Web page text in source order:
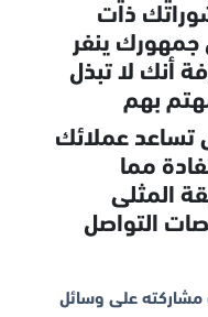
ذات
ينفر
أنك لا تبذل
بهم
تساعد عملائك
مما
المثلى
التواصل
مشاركته على وسائل